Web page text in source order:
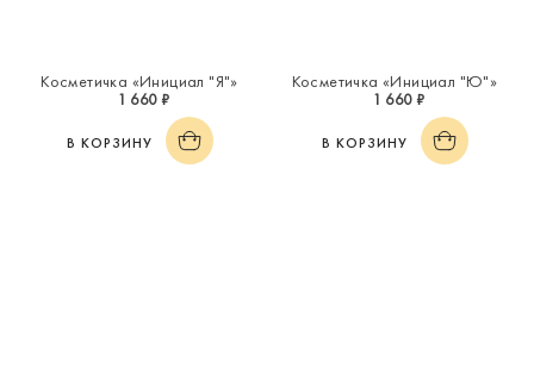
Косметичка «Инициал "Я"»
1 660 ₽
В КОРЗИНУ
Косметичка «Инициал "Ю"»
1 660 ₽
В КОРЗИНУ